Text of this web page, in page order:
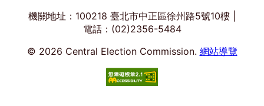
機關地址：100218 臺北市中正區徐州路5號10樓 |
電話：(02)2356-5484
© 2026 Central Election Commission. 網站導覽